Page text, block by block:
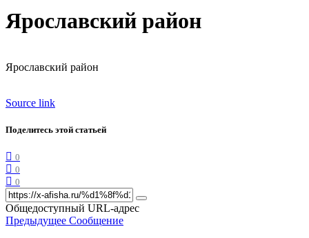
Ярославский район
Ярославский район
Source link
Поделитесь этой статьей
0
0
0
Общедоступный URL-адрес
Предыдущее Сообщение